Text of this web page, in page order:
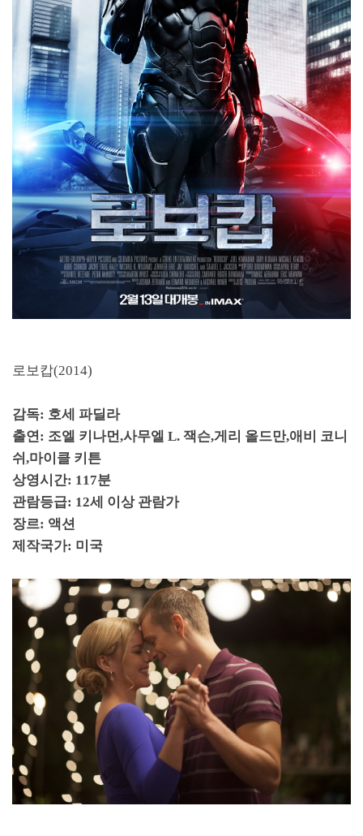
로보캅(2014)
감독: 호세 파딜라
출연: 조엘 키나먼,사무엘 L. 잭슨,게리 올드만,애비 코니
쉬 ,마이클 키튼
상영시간: 117분
관람등급: 12세 이상 관람가
장르: 액션
제작국가: 미국